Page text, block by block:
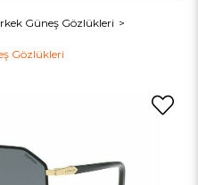
Güneş Gözlükleri
Gözlükleri